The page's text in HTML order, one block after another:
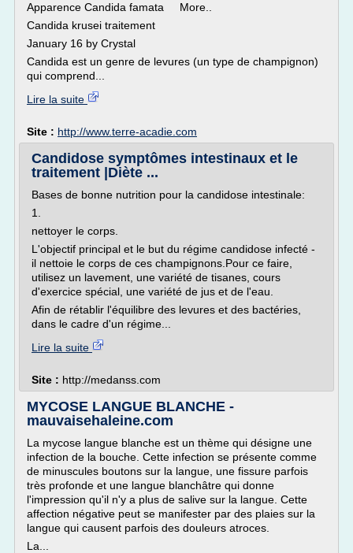
Apparence Candida famata More..
Candida krusei traitement
January 16 by Crystal
Candida est un genre de levures (un type de champignon)
qui comprend...
Lire la suite
Site : http://www.terre-acadie.com
Candidose symptômes intestinaux et le
traitement |Diète ...
Bases de bonne nutrition pour la candidose intestinale:
1.
nettoyer le corps.
L'objectif principal et le but du régime candidose infecté -
il nettoie le corps de ces champignons.Pour ce faire,
utilisez un lavement, une variété de tisanes, cours
d'exercice spécial, une variété de jus et de l'eau.
Afin de rétablir l'équilibre des levures et des bactéries,
dans le cadre d'un régime...
Lire la suite
Site : http://medanss.com
MYCOSE LANGUE BLANCHE -
mauvaisehaleine.com
La mycose langue blanche est un thème qui désigne une
infection de la bouche. Cette infection se présente comme
de minuscules boutons sur la langue, une fissure parfois
très profonde et une langue blanchâtre qui donne
l'impression qu'il n'y a plus de salive sur la langue. Cette
affection négative peut se manifester par des plaies sur la
langue qui causent parfois des douleurs atroces.
La...